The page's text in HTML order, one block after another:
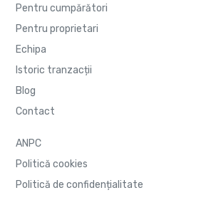
Pentru cumpărători
Pentru proprietari
Echipa
Istoric tranzacții
Blog
Contact
ANPC
Politică cookies
Politică de confidențialitate